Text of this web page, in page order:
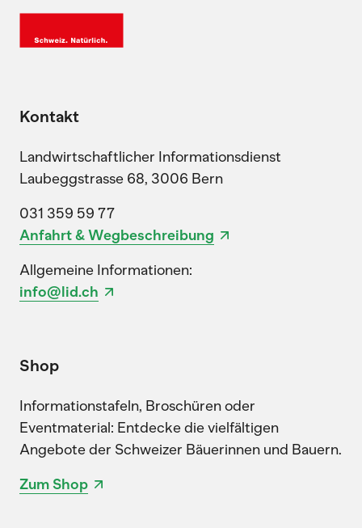
Kontakt
Landwirtschaftlicher Informationsdienst
Laubeggstrasse 68, 3006 Bern
031 359 59 77
Anfahrt & Wegbeschreibung
Allgemeine Informationen:
info@lid.ch
Shop
Informationstafeln, Broschüren oder
Eventmaterial: Entdecke die vielfältigen
Angebote der Schweizer Bäuerinnen und Bauern.
Zum Shop